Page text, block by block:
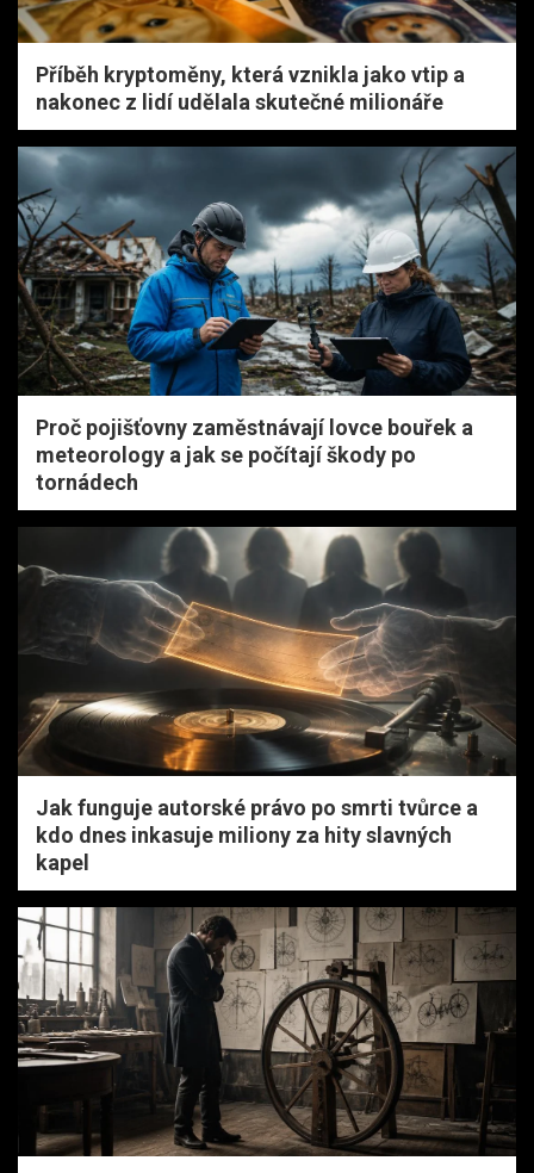
Příběh kryptoměny, která vznikla jako vtip a
nakonec z lidí udělala skutečné milionáře
Proč pojišťovny zaměstnávají lovce bouřek a
meteorology a jak se počítají škody po
tornádech
Jak funguje autorské právo po smrti tvůrce a
kdo dnes inkasuje miliony za hity slavných
kapel